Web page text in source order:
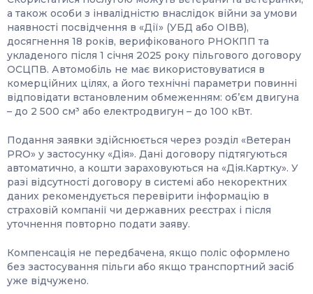
а також особи з інвалідністю внаслідок війни за умови
наявності посвідчення в «Дії» (УБД або ОІВВ),
досягнення 18 років, верифікованого РНОКПП та
укладеного після 1 січня 2025 року пільгового договору
ОСЦПВ. Автомобіль не має використовуватися в
комерційних цілях, а його технічні параметри повинні
відповідати встановленим обмеженням: об’єм двигуна
– до 2 500 см³ або електродвигун – до 100 кВт.
Подання заявки здійснюється через розділ «Ветеран
PRO» у застосунку «Дія». Дані договору підтягуються
автоматично, а кошти зараховуються на «Дія.Картку». У
разі відсутності договору в системі або некоректних
даних рекомендується перевірити інформацію в
страховій компанії чи державних реєстрах і після
уточнення повторно подати заяву.
Компенсація не передбачена, якщо поліс оформлено
без застосування пільги або якщо транспортний засіб
уже відчужено.